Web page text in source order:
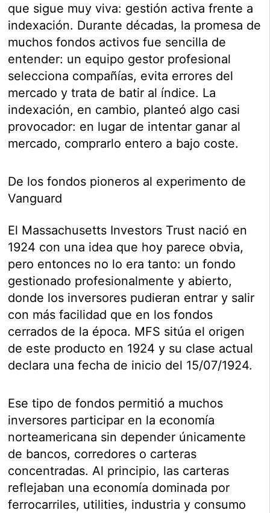
que sigue muy viva: gestión activa frente a
indexación. Durante décadas, la promesa de
muchos fondos activos fue sencilla de
entender: un equipo gestor profesional
selecciona compañías, evita errores del
mercado y trata de batir al índice. La
indexación, en cambio, planteó algo casi
provocador: en lugar de intentar ganar al
mercado, comprarlo entero a bajo coste.
De los fondos pioneros al experimento de
Vanguard
El Massachusetts Investors Trust nació en
1924 con una idea que hoy parece obvia,
pero entonces no lo era tanto: un fondo
gestionado profesionalmente y abierto,
donde los inversores pudieran entrar y salir
con más facilidad que en los fondos
cerrados de la época. MFS sitúa el origen
de este producto en 1924 y su clase actual
declara una fecha de inicio del 15/07/1924.
Ese tipo de fondos permitió a muchos
inversores participar en la economía
norteamericana sin depender únicamente
de bancos, corredores o carteras
concentradas. Al principio, las carteras
reflejaban una economía dominada por
ferrocarriles, utilities, industria y consumo